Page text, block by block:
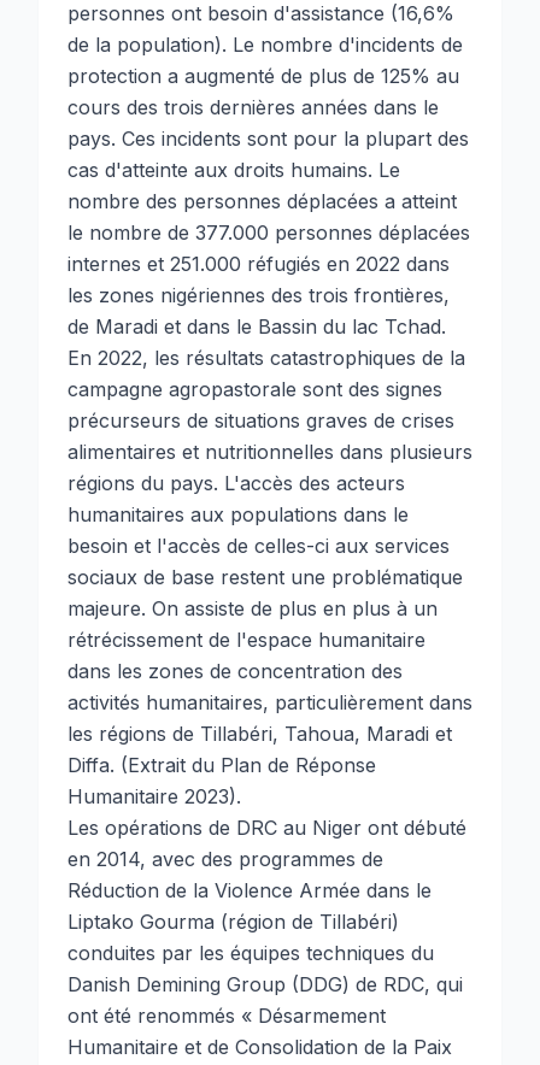
personnes ont besoin d'assistance (16,6%
de la population). Le nombre d'incidents de
protection a augmenté de plus de 125% au
cours des trois dernières années dans le
pays. Ces incidents sont pour la plupart des
cas d'atteinte aux droits humains. Le
nombre des personnes déplacées a atteint
le nombre de 377.000 personnes déplacées
internes et 251.000 réfugiés en 2022 dans
les zones nigériennes des trois frontières,
de Maradi et dans le Bassin du lac Tchad.
En 2022, les résultats catastrophiques de la
campagne agropastorale sont des signes
précurseurs de situations graves de crises
alimentaires et nutritionnelles dans plusieurs
régions du pays. L'accès des acteurs
humanitaires aux populations dans le
besoin et l'accès de celles-ci aux services
sociaux de base restent une problématique
majeure. On assiste de plus en plus à un
rétrécissement de l'espace humanitaire
dans les zones de concentration des
activités humanitaires, particulièrement dans
les régions de Tillabéri, Tahoua, Maradi et
Diffa. (Extrait du Plan de Réponse
Humanitaire 2023).
Les opérations de DRC au Niger ont débuté
en 2014, avec des programmes de
Réduction de la Violence Armée dans le
Liptako Gourma (région de Tillabéri)
conduites par les équipes techniques du
Danish Demining Group (DDG) de RDC, qui
ont été renommés « Désarmement
Humanitaire et de Consolidation de la Paix